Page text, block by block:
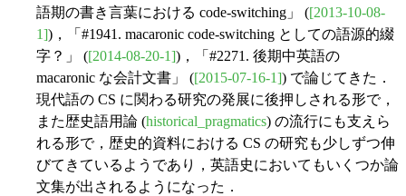
語期の書き言葉における code-switching」 ([2013-10-08-
1])，「#1941. macaronic code-switching としての語源的綴
字？」 ([2014-08-20-1])，「#2271. 後期中英語の
macaronic な会計文書」 ([2015-07-16-1]) で論じてきた．
現代語の CS に関わる研究の発展に後押しされる形で，
また歴史語用論 (historical_pragmatics) の流行にも支えら
れる形で，歴史的資料における CS の研究も少しずつ伸
びてきているようであり，英語史においてもいくつか論
文集が出されるようになった．